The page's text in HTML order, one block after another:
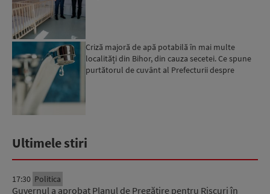
Criză majoră de apă potabilă în mai multe
localități din Bihor, din cauza secetei. Ce spune
purtătorul de cuvânt al Prefecturii despre
Ultimele stiri
17:30 Politica
Guvernul a aprobat Planul de Pregătire pentru Riscuri în